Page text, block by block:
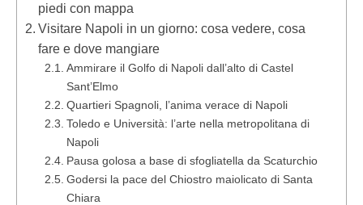
piedi con mappa
Visitare Napoli in un giorno: cosa vedere, cosa
fare e dove mangiare
Ammirare il Golfo di Napoli dall’alto di Castel
Sant’Elmo
Quartieri Spagnoli, l’anima verace di Napoli
Toledo e Università: l’arte nella metropolitana di
Napoli
Pausa golosa a base di sfogliatella da Scaturchio
Godersi la pace del Chiostro maiolicato di Santa
Chiara